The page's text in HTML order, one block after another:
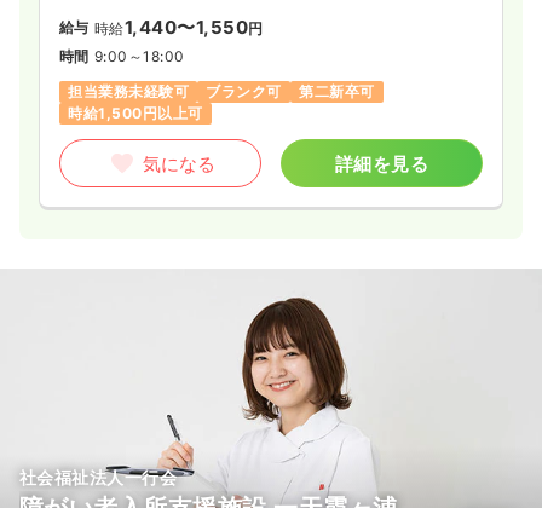
給与 時給1,440〜1,550円
時間 9:00～18:00
担当業務未経験可
ブランク可
第二新卒可
時給1,500円以上可
気になる 詳細を見る
社会福祉法人一行会